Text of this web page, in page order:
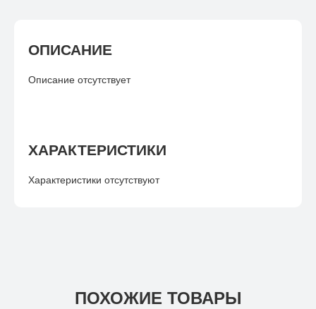
ОПИСАНИЕ
Описание отсутствует
ХАРАКТЕРИСТИКИ
Характеристики отсутствуют
ПОХОЖИЕ ТОВАРЫ